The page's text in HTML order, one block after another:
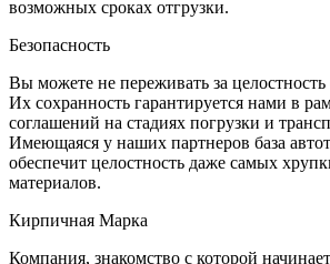
возможных сроках отгрузки.
Безопасность
Вы можете не переживать за целостность
Их сохранность гарантируется нами в
соглашений на стадиях погрузки и
Имеющаяся у наших партнеров база
обеспечит целостность даже самых
материалов.
Кирпичная Марка
Компания, знакомство с которой